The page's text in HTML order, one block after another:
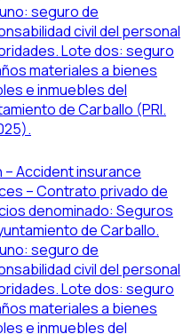
seguro de
civil del personal
Lote dos: seguro
materiales a bienes
e inmuebles del
de Carballo (PRI.
– Accident insurance
– Contrato privado de
denominado: Seguros
de Carballo.
seguro de
civil del personal
Lote dos: seguro
materiales a bienes
e inmuebles del